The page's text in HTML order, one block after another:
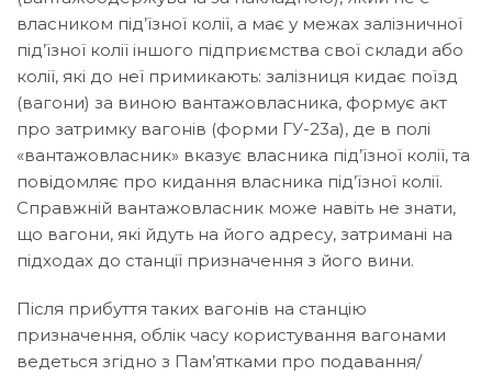
власником під’їзної колії, а має у межах залізничної
під’їзної колії іншого підприємства свої склади або
колії, які до неї примикають: залізниця кидає поїзд
(вагони) за виною вантажовласника, формує акт
про затримку вагонів (форми ГУ-23а), де в полі
«вантажовласник» вказує власника під’їзної колії, та
повідомляє про кидання власника під’їзної колії.
Справжній вантажовласник може навіть не знати,
що вагони, які йдуть на його адресу, затримані на
підходах до станції призначення з його вини.
Після прибуття таких вагонів на станцію
призначення, облік часу користування вагонами
ведеться згідно з Пам’ятками про подавання/